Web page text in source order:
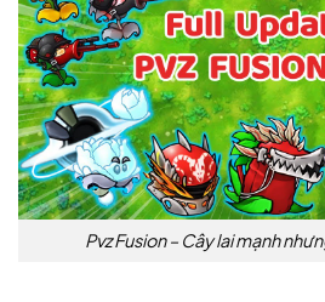
Pvz Fusion – Cây lai mạnh